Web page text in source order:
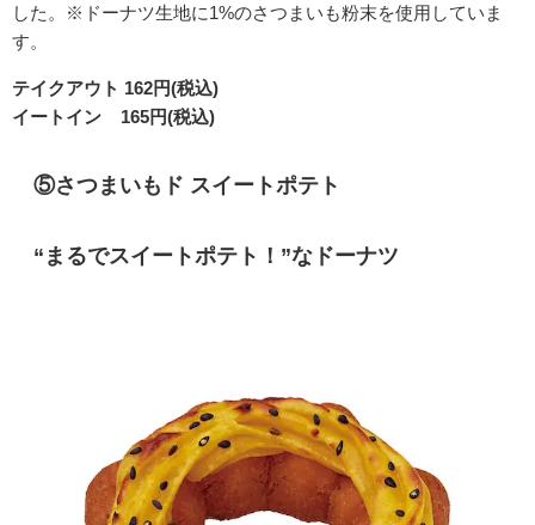
した。※ドーナツ生地に1%のさつまいも粉末を使用していま
す。
テイクアウト 162円(税込)
イートイン 165円(税込)
⑤さつまいもド スイートポテト
“まるでスイートポテト！”なドーナツ